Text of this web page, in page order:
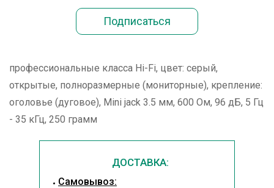
профессиональные класса Hi-Fi, цвет: серый,
открытые, полноразмерные (мониторные), крепление:
оголовье (дуговое), Mini jack 3.5 мм, 600 Ом, 96 дБ, 5 Гц
- 35 кГц, 250 грамм
ДОСТАВКА:
Cамовывоз: